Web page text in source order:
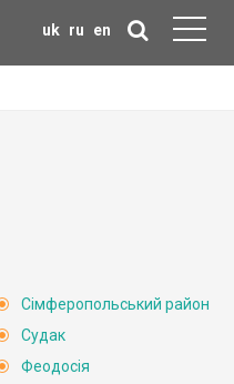
uk ru en
Сімферопольський район
Судак
Феодосія